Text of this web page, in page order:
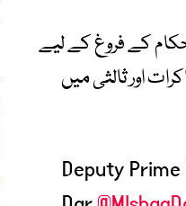
کے فروغ کے لیے
اور ثالثی میں
Deputy